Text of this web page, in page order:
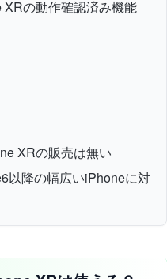
の動作確認済み機能
XRの販売は無い
以降の幅広いiPhoneに対